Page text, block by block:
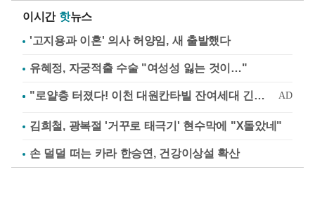
이시간 핫뉴스
'고지용과 이혼' 의사 허양임, 새 출발했다
유혜정, 자궁적출 수술 "여성성 잃는 것이…"
김희철, 광복절 '거꾸로 태극기' 현수막에 "X돌았네"
손 덜덜 떠는 카라 한승연, 건강이상설 확산